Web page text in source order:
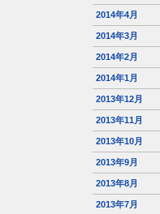
2014年4月
2014年3月
2014年2月
2014年1月
2013年12月
2013年11月
2013年10月
2013年9月
2013年8月
2013年7月